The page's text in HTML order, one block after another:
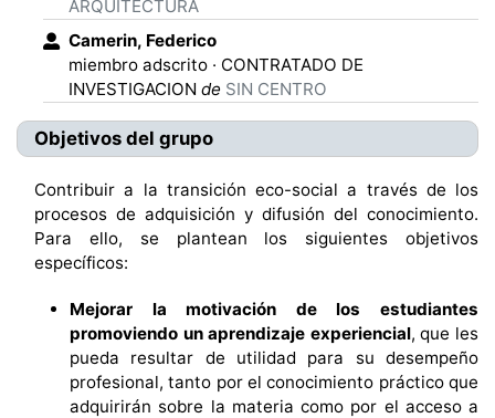
ARQUITECTURA
Camerin, Federico
miembro adscrito · CONTRATADO DE
INVESTIGACION de SIN CENTRO
Objetivos del grupo
Contribuir a la transición eco-social a través de los
procesos de adquisición y difusión del conocimiento.
Para ello, se plantean los siguientes objetivos
específicos:
Mejorar la motivación de los estudiantes
promoviendo un aprendizaje experiencial, que les
pueda resultar de utilidad para su desempeño
profesional, tanto por el conocimiento práctico que
adquirirán sobre la materia como por el acceso a